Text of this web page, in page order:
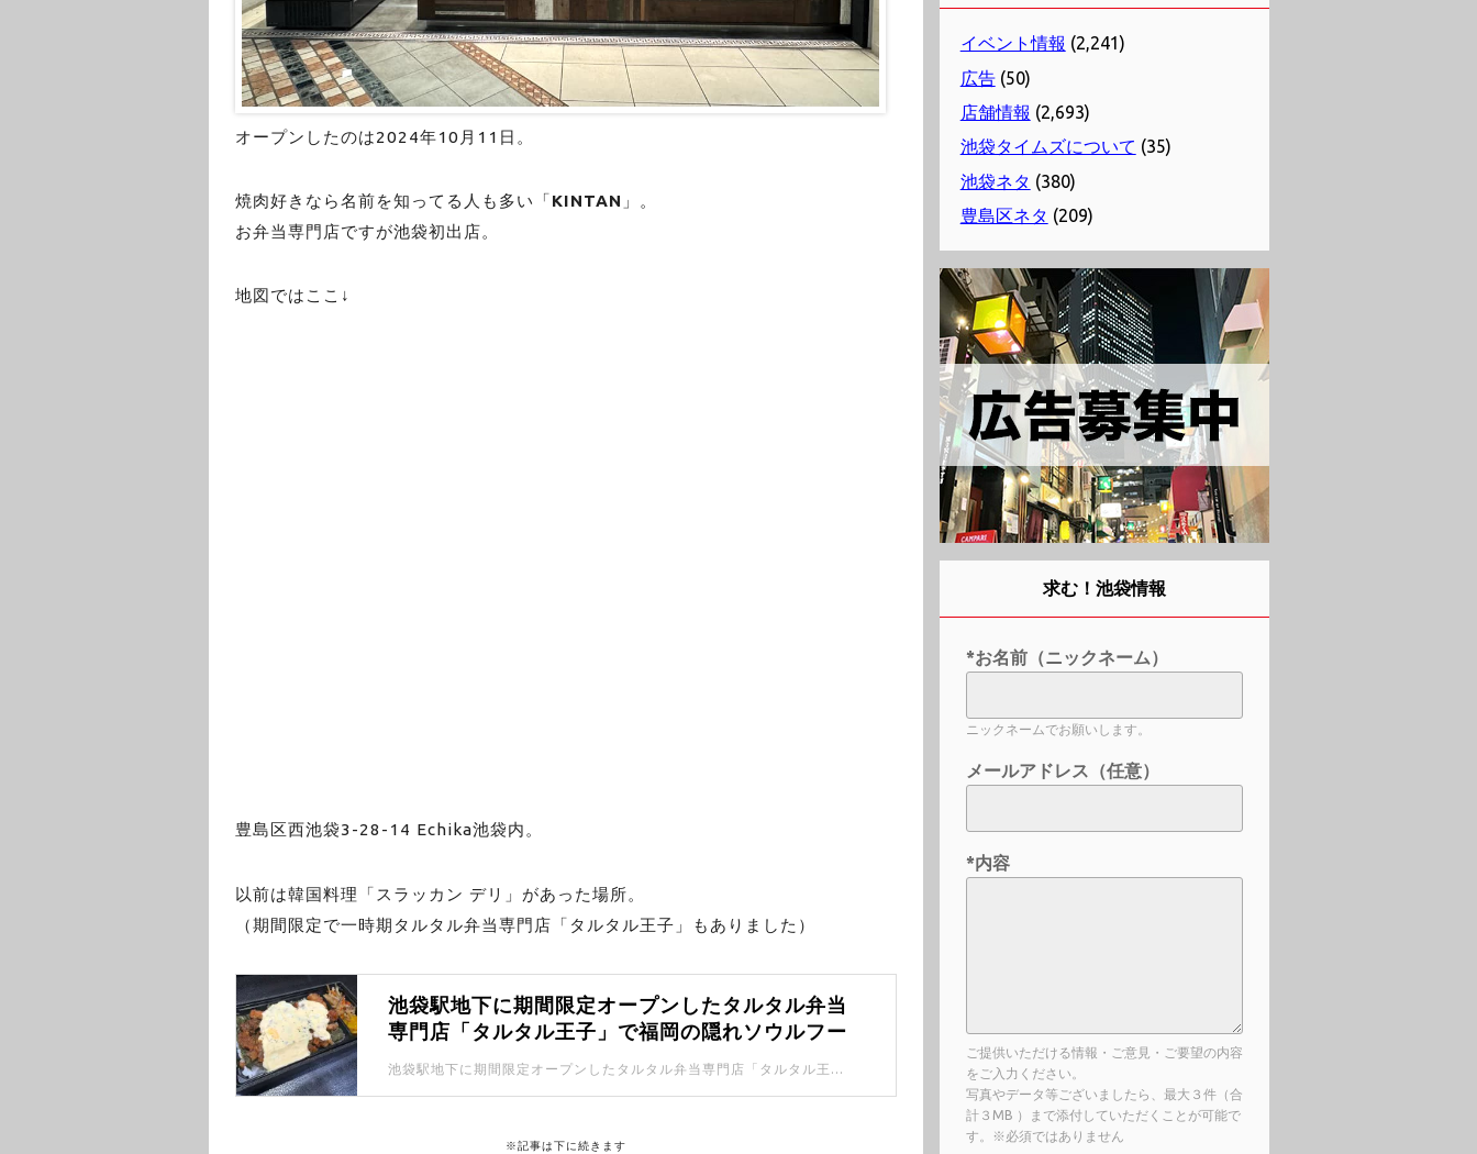
オープンしたのは2024年10月11日。
焼肉好きなら名前を知ってる人も多い「KINTAN 」。
お弁当専門店ですが池袋初出店。
地図ではここ↓
豊島区西池袋3-28-14 Echika池袋内。
以前は韓国料理「スラッカン デリ」があった場所。
（期間限定で一時期タルタル弁当専門店「タルタル王子」もありました）
池袋駅地下に期間限定オープンしたタルタル弁当
専門店「タルタル王子」で福岡の隠れソウルフー
ド・いかタル弁当を食べてきた。
池袋駅地下に期間限定オープンしたタルタル弁当専門店「タルタル王子」に行ってきました！ 看板商品の「いかタル」は福岡の隠れソウルフードと呼ばれているらしい。
※記事は下に続きます
イベント情報 (2,241)
広告(50)
店舗情報 (2,693)
池袋タイムズについて (35)
池袋ネタ (380)
豊島区ネタ (209)
求む！池袋情報
*お名前（ニックネーム）
ニックネームでお願いします。
メールアドレス（任意）
*内容
ご提供いただける情報・ご意見・ご要望の内容
をご入力ください。
写真やデータ等ございましたら、最大３件（合
計３MB ）まで添付していただくことが可能で
す。※必須ではありません